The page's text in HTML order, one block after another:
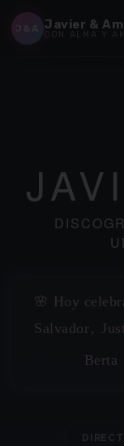
Javier &
CON ALMA Y
🌸 Hoy
Salvador,
Berta